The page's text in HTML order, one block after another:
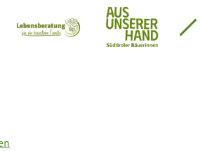
Mit Bäuerinnen lernen -
Lebensberatung für dieAus unserer